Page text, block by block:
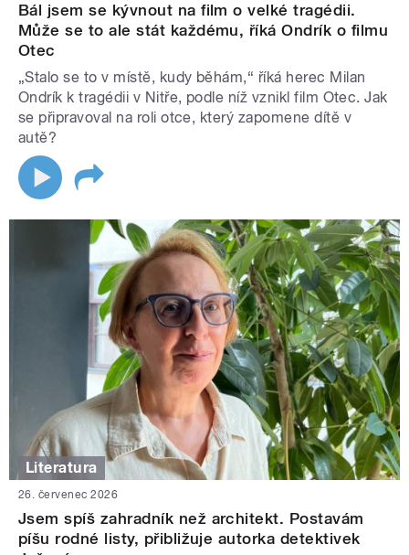
Bál jsem se kývnout na film o velké tragédii.
Může se to ale stát každému, říká Ondrík o filmu
Otec
„Stalo se to v místě, kudy běhám,“ říká herec Milan
Ondrík k tragédii v Nitře, podle níž vznikl film Otec. Jak
se připravoval na roli otce, který zapomene dítě v
autě?
Literatura
26. červenec 2026
Jsem spíš zahradník než architekt. Postavám
píšu rodné listy, přibližuje autorka detektivek